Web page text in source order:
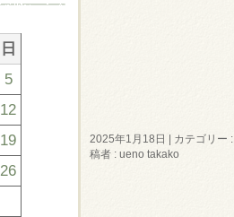
2025年1月18日 カテゴリー :
稿者 : ueno takako
日
5
12
19
26